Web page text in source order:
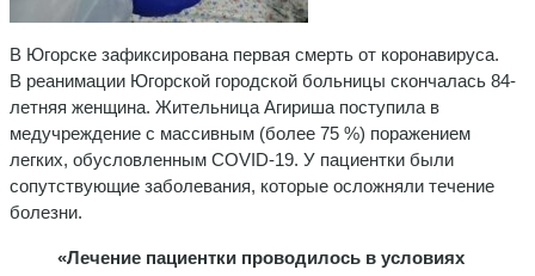
В Югорске зафиксирована первая смерть от коронавируса.
В реанимации Югорской городской больницы скончалась 84-
летняя женщина. Жительница Агириша поступила в
медучреждение с массивным (более 75 %) поражением
легких, обусловленным COVID-19. У пациентки были
сопутствующие заболевания, которые осложняли течение
болезни.
«Лечение пациентки проводилось в условиях